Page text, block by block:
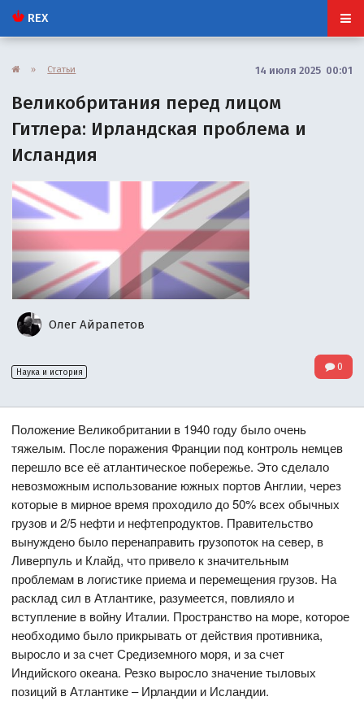
REX
» Статьи 14 июля 2025 00:01
Великобритания перед лицом
Гитлера: Ирландская проблема и
Исландия
Олег Айрапетов
Наука и история 0
Положение Великобритании в 1940 году было очень
тяжелым. После поражения Франции под контроль немцев
перешло все её атлантическое побережье. Это сделало
невозможным использование южных портов Англии, через
которые в мирное время проходило до 50% всех обычных
грузов и 2/5 нефти и нефтепродуктов. Правительство
вынуждено было перенаправить грузопоток на север, в
Ливерпуль и Клайд, что привело к значительным
проблемам в логистике приема и перемещения грузов. На
расклад сил в Атлантике, разумеется, повлияло и
вступление в войну Италии. Пространство на море, которое
необходимо было прикрывать от действия противника,
выросло и за счет Средиземного моря, и за счет
Индийского океана. Резко выросло значение тыловых
позиций в Атлантике – Ирландии и Исландии.